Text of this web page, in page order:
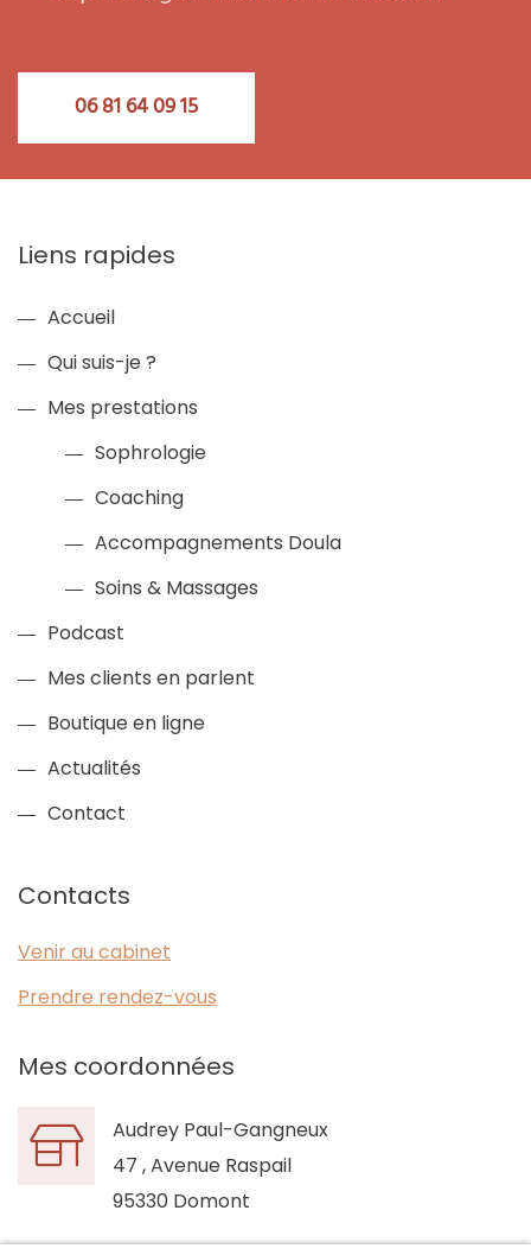
06 81 64 09 15
Liens rapides
Accueil
Qui suis-je ?
Mes prestations
Sophrologie
Coaching
Accompagnements Doula
Soins & Massages
Podcast
Mes clients en parlent
Boutique en ligne
Actualités
Contact
Contacts
Venir au cabinet
Prendre rendez-vous
Mes coordonnées
Audrey Paul-Gangneux
47 , Avenue Raspail
95330 Domont